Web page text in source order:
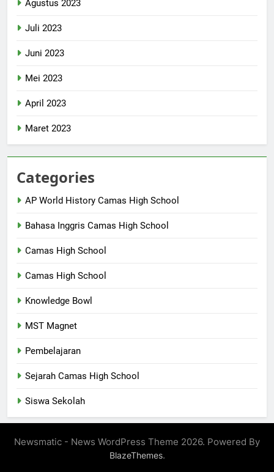
Agustus 2023
Juli 2023
Juni 2023
Mei 2023
April 2023
Maret 2023
Categories
AP World History Camas High School
Bahasa Inggris Camas High School
Camas High School
Camas High School
Knowledge Bowl
MST Magnet
Pembelajaran
Sejarah Camas High School
Siswa Sekolah
Newsmatic - News WordPress Theme 2026. Powered By
BlazeThemes.